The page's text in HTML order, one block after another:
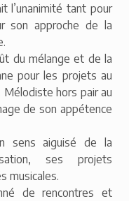
l’unanimité tant pour
son approche de la
du mélange et de la
pour les projets au
hors pair au
de son appétence
sens aiguisé de la
ses projets
musicales.
de rencontres et